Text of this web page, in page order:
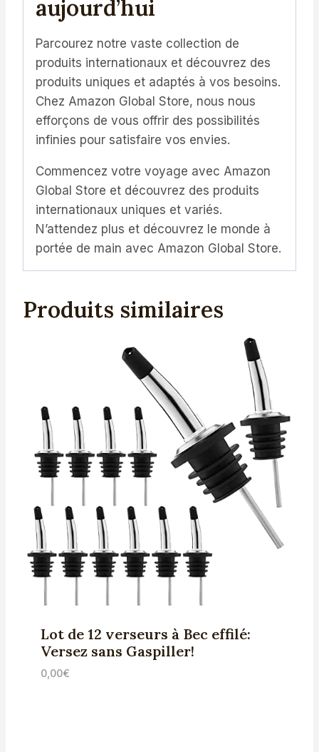
aujourd’hui
Parcourez notre vaste collection de
produits internationaux et découvrez des
produits uniques et adaptés à vos besoins.
Chez Amazon Global Store, nous nous
efforçons de vous offrir des possibilités
infinies pour satisfaire vos envies.
Commencez votre voyage avec Amazon
Global Store et découvrez des produits
internationaux uniques et variés.
N’attendez plus et découvrez le monde à
portée de main avec Amazon Global Store.
Produits similaires
Lot de 12 verseurs à Bec effilé:
Versez sans Gaspiller!
0,00€